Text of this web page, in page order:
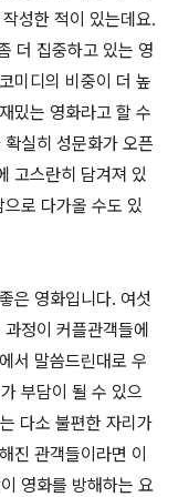
성한 적이 있는데요.
더 집중하고 있는 영
미디의 비중이 더 높
밌는 영화라고 할 수
실히 성문화가 오픈
고스란히 담겨져 있
로 다가올 수도 있
은 영화입니다. 여섯
정이 커플관객들에
서 말씀드린대로 우
부담이 될 수 있으
다소 불편한 자리가
진 관객들이라면 이
영화를 방해하는 요